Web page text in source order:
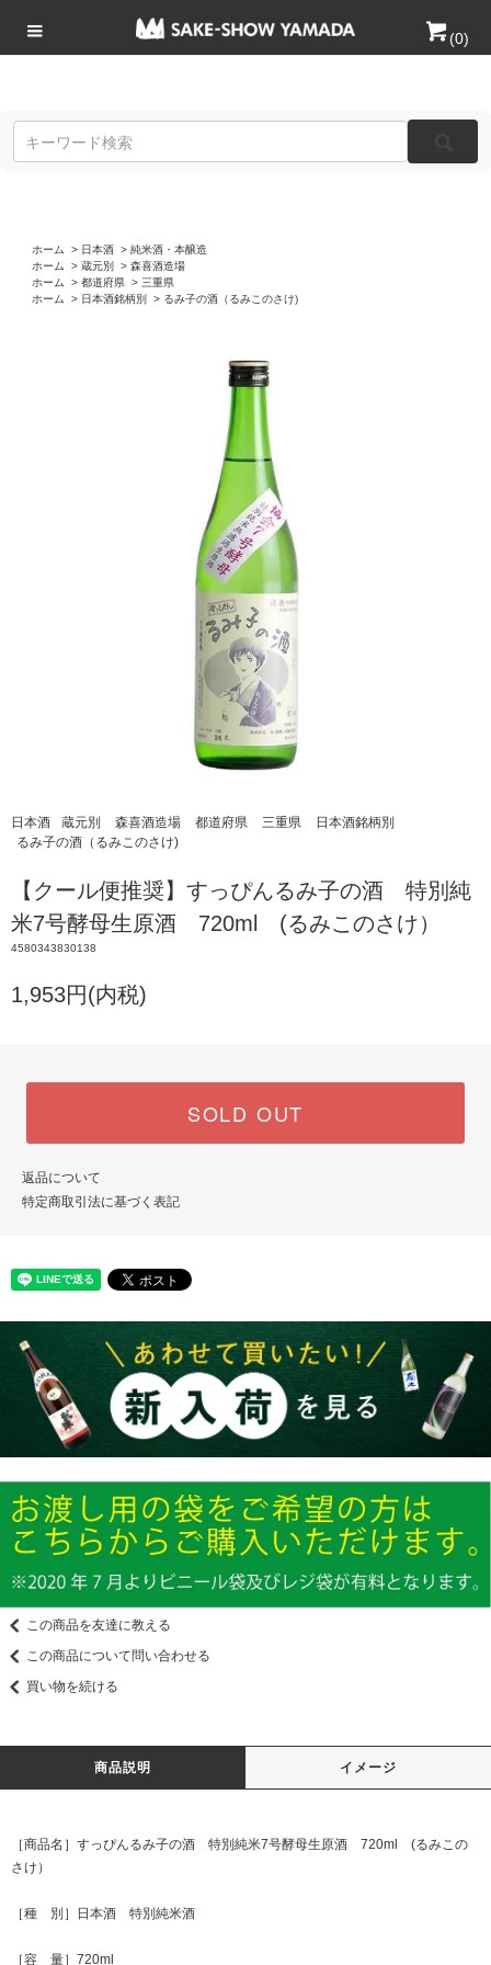
(0)
ホーム > 日本酒 > 純米酒・本醸造
ホーム
> 蔵元別 > 森喜酒造場
ホーム
> 都道府県 > 三重県
ホーム
> 日本酒銘柄別 > るみ子の酒（るみこのさけ)
日本酒 蔵元別 森喜酒造場 都道府県 三重県
日本酒銘柄別
るみ子の酒（るみこのさけ)
【クール便推奨】すっぴんるみ子の酒 特別純
米7号酵母生原酒 720ml (るみこのさけ）
4580343830138
1,953円(内税)
SOLD OUT
返品について
特定商取引法に基づく表記
この商品を友達に教える
この商品について問い合わせる
買い物を続ける
商品説明 イメージ
［商品名］すっぴんるみ子の酒 特別純米7号酵母生原酒 720ml (るみこの
さけ）
［種 別］日本酒 特別純米酒
［容 量］720ml